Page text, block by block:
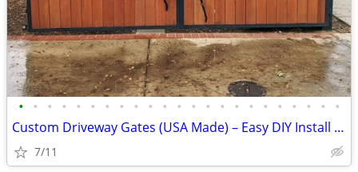
• • • • • • • • • • • • • • • • • • • • • • •
Custom Driveway Gates (USA Made) – Easy DIY Install + FREE Delivery
7/11